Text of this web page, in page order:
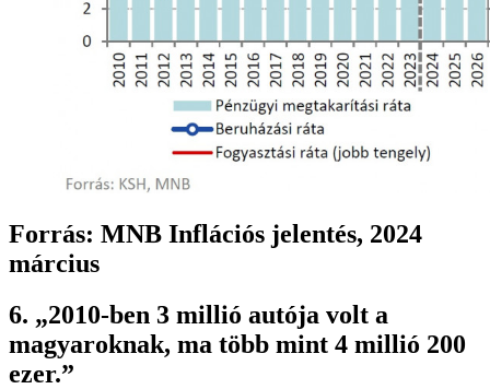
Forrás: MNB Inflációs jelentés, 2024
március
6. „2010-ben 3 millió autója volt a
magyaroknak, ma több mint 4 millió 200
ezer.”